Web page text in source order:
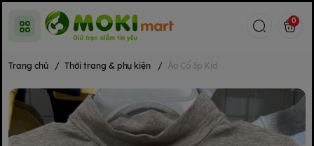
0
Trang chủ / Thời trang & phụ kiện / Áo Cổ 3p Kid